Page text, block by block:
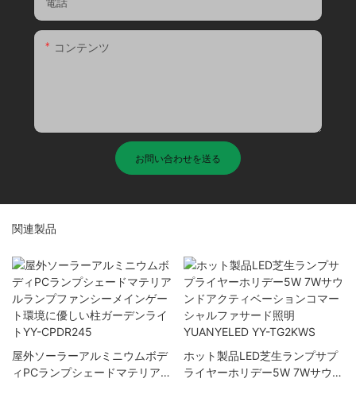
コンテンツ
お問い合わせを送る
関連製品
屋外ソーラーアルミニウムボデ
ィPCランプシェードマテリアル
ホット製品LED芝生ランプサプ
ライヤーホリデー5W 7Wサウン